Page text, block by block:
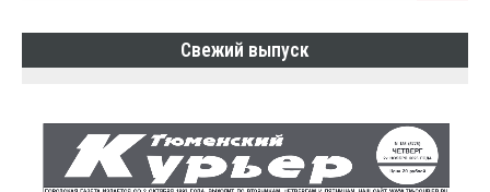
Свежий выпуск